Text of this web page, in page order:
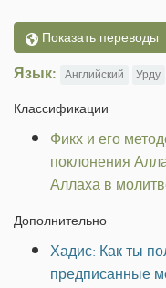
Показать переводы
Язык: Английский Урду
Классификации
Фикх и его
поклонения
Аллаха в
Дополнительно
Хадис: Как ты
предписанные